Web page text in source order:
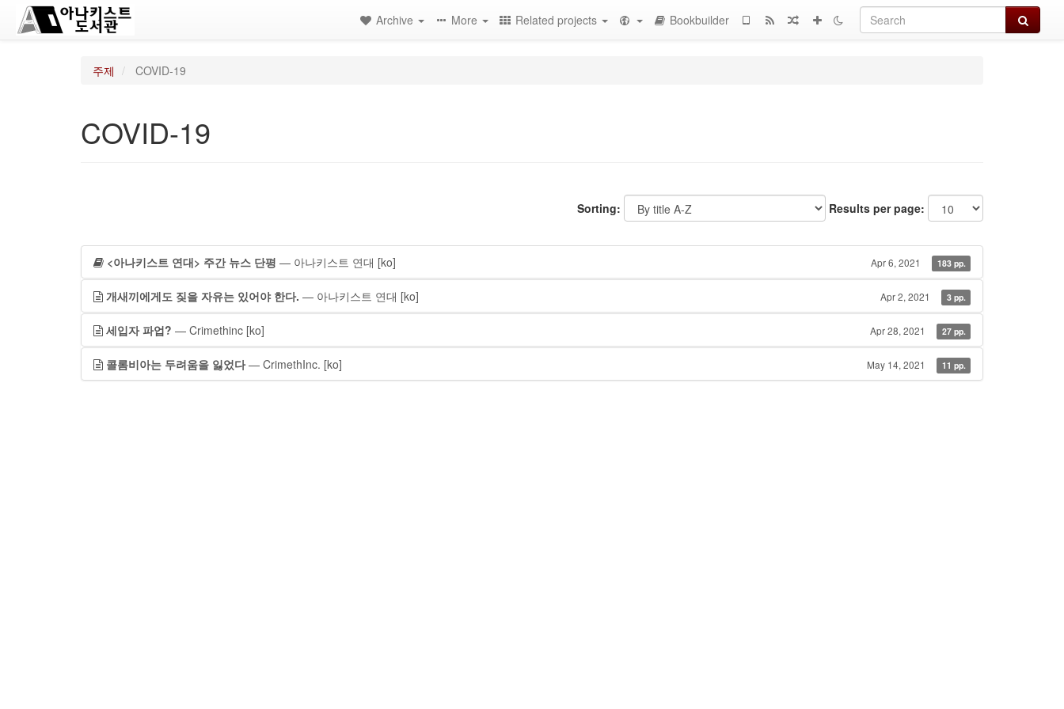
Search
Archive More Related projects Bookbuilder
주제 COVID-19
COVID-19
Sorting: Results per page:
<아나키스트 연대> 주간 뉴스 단평 — 아나키스트 연대 [ko] Apr 6, 2021 183 pp.
개새끼에게도 짖을 자유는 있어야 한다. — 아나키스트 연대 [ko] Apr 2, 2021 3 pp.
세입자 파업? — Crimethinc [ko] Apr 28, 2021 27 pp.
콜롬비아는 두려움을 잃었다— CrimethInc. [ko] May 14, 2021 11 pp.